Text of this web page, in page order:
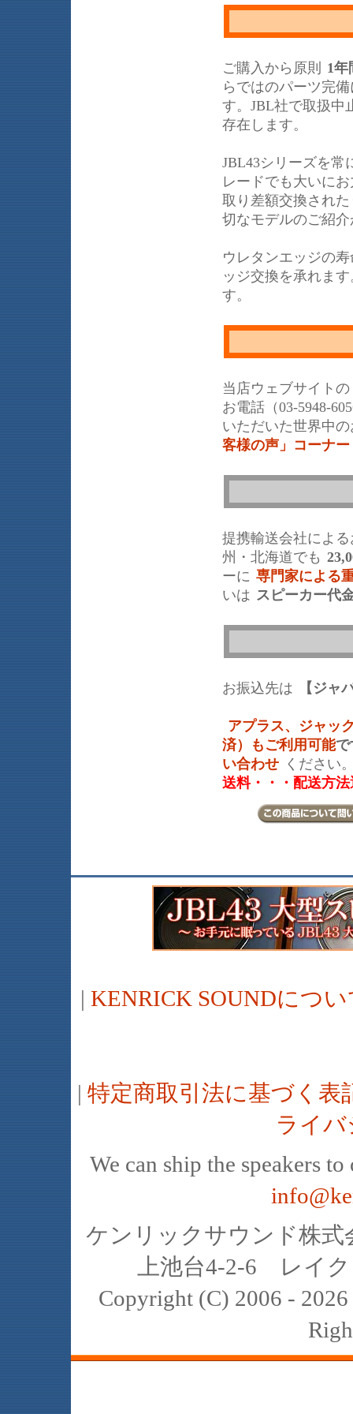
ご購入から原則
1年
らではのパーツ完
す。JBL社で取扱中
存在します。
JBL43シリーズを常
レードでも大いに
取り差額交換され
切なモデルのご紹
ウレタンエッジの
ッジ交換を承れま
す。
当店ウェブサイトの
お電話（03-5948-
いただいた世界中
客様の声」コーナー
提携輸送会社によ
州・北海道でも
ーに 専門家による
いは スピーカー代
お振込先は 【ジャ
アプラス、ジャッ
済）もご利用可能で
い合わせ ください
送料・・・配送方
| KENRICK SOUNDにつ
| 特定商取引法に基づく表
ライ
We can ship the speakers
ケンリックサウンド株
上池台4-2-6 レイ
Copyright (C) 2006 -